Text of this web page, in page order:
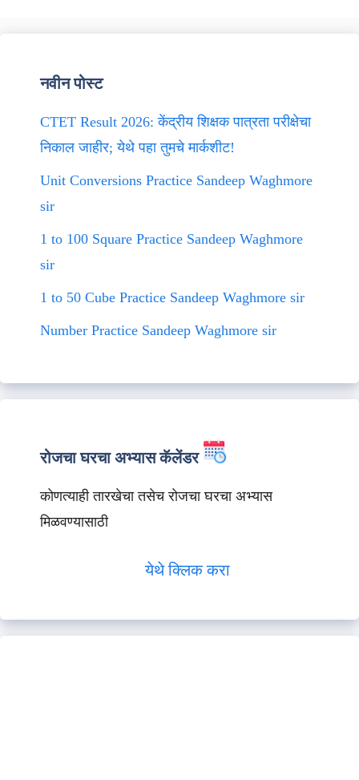
नवीन पोस्ट
CTET Result 2026: केंद्रीय शिक्षक पात्रता परीक्षेचा
निकाल जाहीर; येथे पहा तुमचे मार्कशीट!
Unit Conversions Practice Sandeep Waghmore
sir
1 to 100 Square Practice Sandeep Waghmore
sir
1 to 50 Cube Practice Sandeep Waghmore sir
Number Practice Sandeep Waghmore sir
रोजचा घरचा अभ्यास कॅलेंडर
कोणत्याही तारखेचा तसेच रोजचा घरचा अभ्यास
मिळवण्यासाठी
येथे क्लिक करा